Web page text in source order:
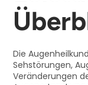
Die
Sehstörungen,
Veränderungen